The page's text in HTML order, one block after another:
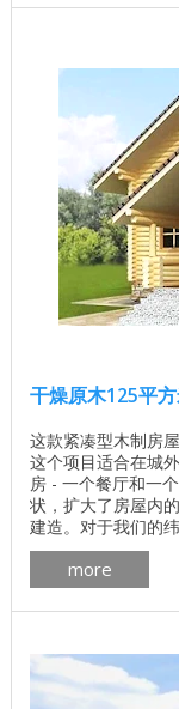
干燥原木125平
这款紧凑型木制房
这个项目适合在城
房 - 一个餐厅和一
状，扩大了房屋内
建造。对于我们的
为在一年中天然水
房间数量 五 生活
77.14平方米 二楼面
more